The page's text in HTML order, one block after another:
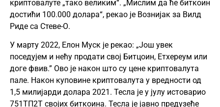
криптовалуте „тако великим“. „Мислим да ће биткоин
достићи 100.000 долара“, рекао је Вознијак за Вилд
Риде са Стеве-О.
У марту 2022, Елон Муск је рекао: „Још увек
поседујем и нећу продати свој Битцоин, Етхереум или
доге фвив.” Ово је након што су цене криптовалута
пале. Након куповине криптовалута у вредности од
1,5 милијарди долара 2021. Тесла је у јулу истоварио
751ТП2Т својих биткоина. Тесла је јавно предузеће